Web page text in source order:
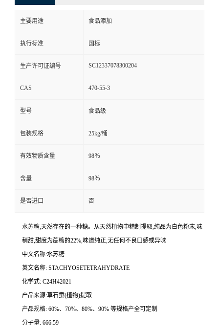
主要用途 食品添加
执行标准 国标
生产许可证编号 SC12337078300204
CAS 470-55-3
型号 食品级
包装规格 25kg/桶
有效物质含量 98％
含量 98％
是否进口 否
水苏糖,天然存在的一种糖。从天然植物中精制提取,纯品为白色粉末,味
稍甜,甜度为蔗糖的22%,味道纯正,无任何不良口感或异味
中文名称:水苏糖
英文名称: STACHYOSETETRAHYDRATE
化学式: C24H42021
产品来源:草石蚕(植物)提取
产品规格: 60%、70%、80%、90% 等规格产全可定制
分子量: 666.59